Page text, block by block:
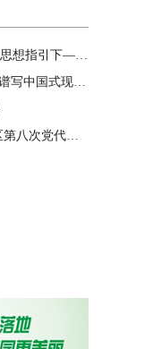
在习近平新时代中国特色社会主义思想指引下——新时代 新作为 新篇章
牢记嘱托 改革创新 求真务实 奋力谱写中国式现代化湖南篇章
奋进新征程 谱写新篇章——岳塘区第八次党代会特别报道